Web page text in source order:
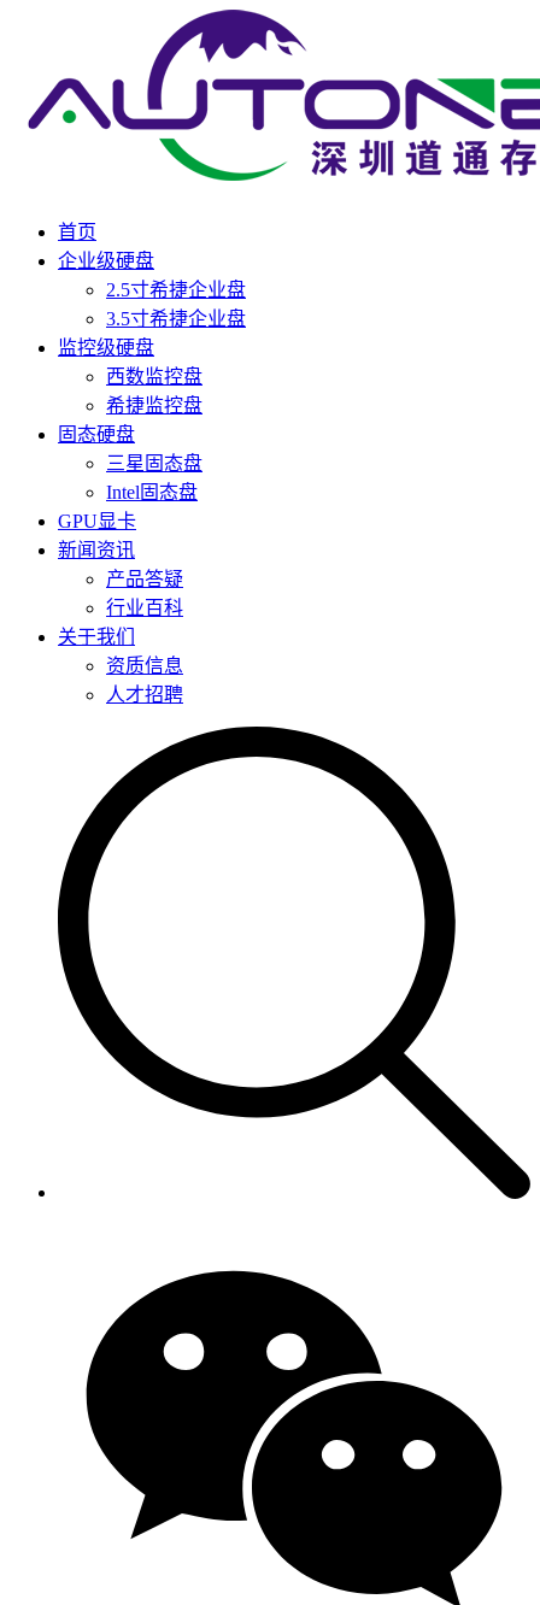
首页
企业级硬盘
2.5寸希捷企业盘
3.5寸希捷企业盘
监控级硬盘
西数监控盘
希捷监控盘
固态硬盘
三星固态盘
Intel固态盘
GPU显卡
新闻资讯
产品答疑
行业百科
关于我们
资质信息
人才招聘